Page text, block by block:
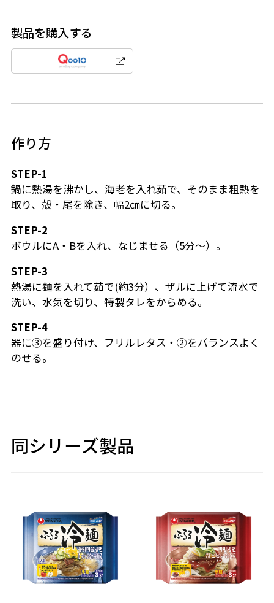
製品を購入する
作り方
STEP-1
鍋に熱湯を沸かし、海老を入れ茹で、そのまま粗熱を
取り、殻・尾を除き、幅2㎝に切る。
STEP-2
ボウルにA・Bを入れ、なじませる（5分～）。
STEP-3
熱湯に麺を入れて茹で(約3分）、ザルに上げて流水で
洗い、水気を切り、特製タレをからめる。
STEP-4
器に③を盛り付け、フリルレタス・②をバランスよく
のせる。
同シリーズ製品